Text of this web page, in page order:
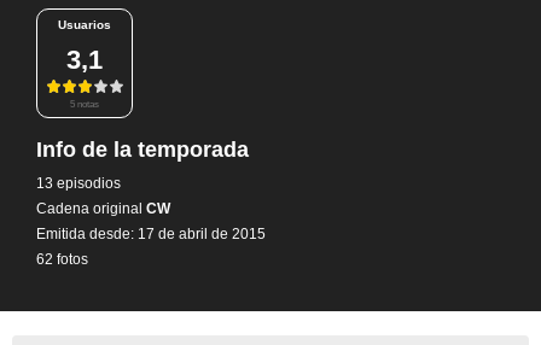
Usuarios
3,1
5 notas
Info de la temporada
13 episodios
Cadena original CW
Emitida desde: 17 de abril de 2015
62 fotos